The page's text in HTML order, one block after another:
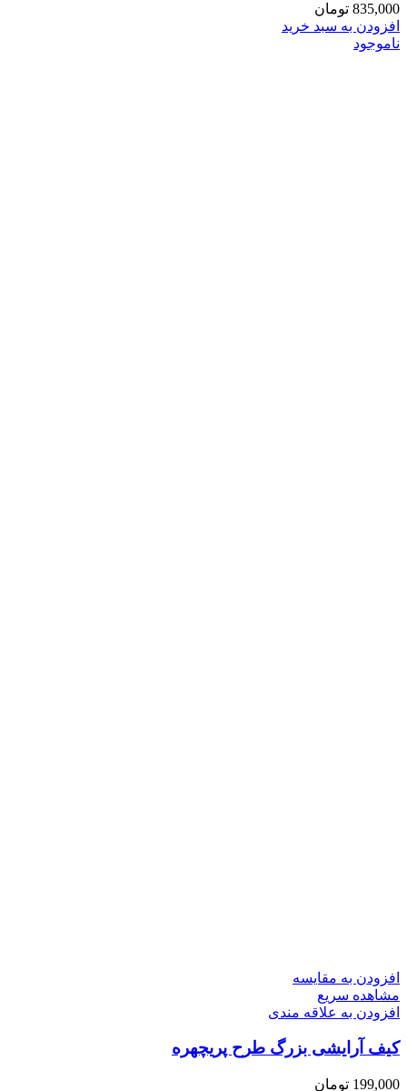
835,000 تومان
افزودن به سبد خرید
ناموجود
افزودن به مقایسه
مشاهده سریع
افزودن به علاقه مندی
کیف آرایشی بزرگ طرح پریچهره
199,000 تومان